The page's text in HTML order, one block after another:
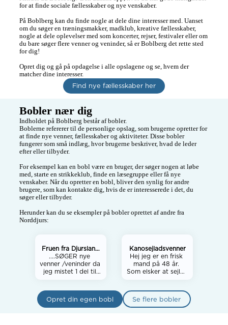
for at finde sociale fællesskaber og nye venskaber.
På Boblberg kan du finde nogle at dele dine interesser med. Uanset
om du søger en træningsmakker, madklub, kreative fællesskaber,
nogle at dele oplevelser med som koncerter, rejser, festivaler eller om
du bare søger flere venner og veninder, så er Boblberg det rette sted
for dig!
Opret dig og gå på opdagelse i alle opslagene og se, hvem der
matcher dine interesser.
Find nye fællesskaber her
Bobler nær dig
Indholdet på Boblberg består af bobler.
Boblerne refererer til de personlige opslag, som brugerne opretter for
at finde nye venner, fællesskaber og aktiviteter. Disse bobler
fungerer som små indlæg, hvor brugerne beskriver, hvad de leder
efter eller tilbyder.
For eksempel kan en bobl være en bruger, der søger nogen at løbe
med, starte en strikkeklub, finde en læsegruppe eller få nye
venskaber. Når du opretter en bobl, bliver den synlig for andre
brugere, som kan kontakte dig, hvis de er interesserede i det, du
søger eller tilbyder.
Herunder kan du se eksempler på bobler oprettet af andre fra
Norddjurs:
Fruen fra Djursland
66 år
....SØGER nye
venner /veninder da
jeg mistet 1 del til
alder..Elsker gå ture
m min hund/Køre
ture til natur
Kanosejladsvenner
Hej jeg er en frisk
mand på 48 år.
Som elsker at sejle i
Jeg mangler bare
nogen at sejle
sammen med. Er
Opret din egen bobl Se flere bobler